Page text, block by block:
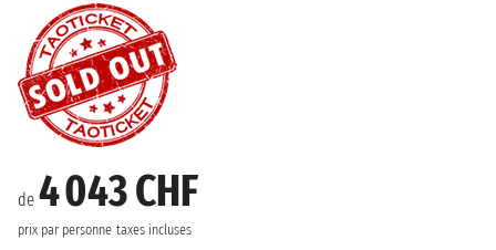
de 4 043 CHF
prix par personne taxes incluses